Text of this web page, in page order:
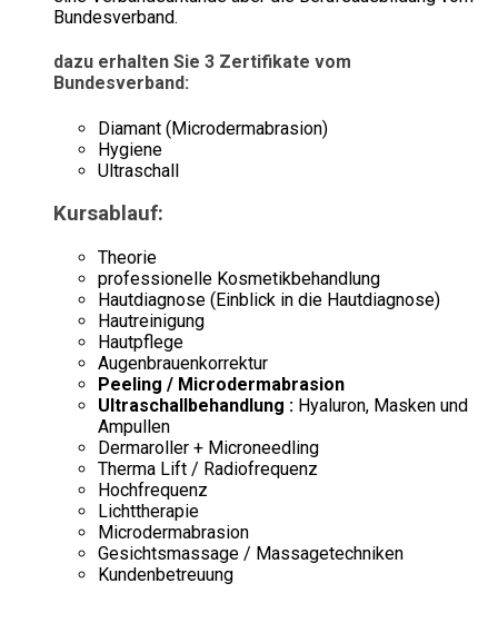
Bundesverband.
dazu erhalten Sie 3 Zertifikate vom
Bundesverband:
Diamant (Microdermabrasion)
Hygiene
Ultraschall
Kursablauf:
Theorie
professionelle Kosmetikbehandlung
Hautdiagnose (Einblick in die Hautdiagnose)
Hautreinigung
Hautpflege
Augenbrauenkorrektur
Peeling / Microdermabrasion
Ultraschallbehandlung : Hyaluron, Masken und
Ampullen
Dermaroller + Microneedling
Therma Lift / Radiofrequenz
Hochfrequenz
Lichttherapie
Microdermabrasion
Gesichtsmassage / Massagetechniken
Kundenbetreuung